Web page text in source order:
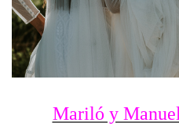
Mariló y